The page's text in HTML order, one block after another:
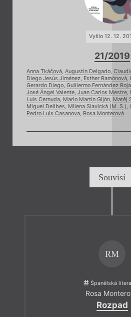
Vyšlo 12. 12.
21/2019
Anna Tkáčová, Augustín Delgado,
Diego Jesús Jiménez, Esther Ramónová,
Gerardo Diego, Guillermo Fernández
José Ángel Valente, Juan Carlos Mestre,
Luis Cernuda, Mario Martín Gijón, Matěj
Miguel Delibes, Milena Slavická (M. S.),
Pedro Luis Casanova, Rosa Monterová
Souvisí
RM
Španělská
Rosa
Rozpad